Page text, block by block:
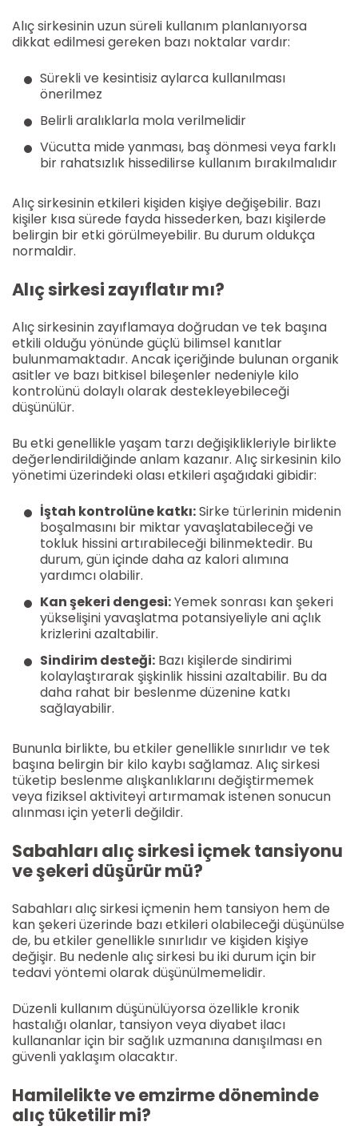
Alıç sirkesinin uzun süreli kullanım planlanıyorsa
dikkat edilmesi gereken bazı noktalar vardır:
Sürekli ve kesintisiz aylarca kullanılması
önerilmez
Belirli aralıklarla mola verilmelidir
Vücutta mide yanması, baş dönmesi veya farklı
bir rahatsızlık hissedilirse kullanım bırakılmalıdır
Alıç sirkesinin etkileri kişiden kişiye değişebilir. Bazı
kişiler kısa sürede fayda hissederken, bazı kişilerde
belirgin bir etki görülmeyebilir. Bu durum oldukça
normaldir.
Alıç sirkesi zayıflatır mı?
Alıç sirkesinin zayıflamaya doğrudan ve tek başına
etkili olduğu yönünde güçlü bilimsel kanıtlar
bulunmamaktadır. Ancak içeriğinde bulunan organik
asitler ve bazı bitkisel bileşenler nedeniyle kilo
kontrolünü dolaylı olarak destekleyebileceği
düşünülür.
Bu etki genellikle yaşam tarzı değişiklikleriyle birlikte
değerlendirildiğinde anlam kazanır. Alıç sirkesinin kilo
yönetimi üzerindeki olası etkileri aşağıdaki gibidir:
İştah kontrolüne katkı:Sirke türlerinin midenin
boşalmasını bir miktar yavaşlatabileceği ve
tokluk hissini artırabileceği bilinmektedir. Bu
durum, gün içinde daha az kalori alımına
yardımcı olabilir.
Kan şekeri dengesi:Yemek sonrası kan şekeri
yükselişini yavaşlatma potansiyeliyle ani açlık
krizlerini azaltabilir.
Sindirim desteği: Bazı kişilerde sindirimi
kolaylaştırarak şişkinlik hissini azaltabilir. Bu da
daha rahat bir beslenme düzenine katkı
sağlayabilir.
Bununla birlikte, bu etkiler genellikle sınırlıdır ve tek
başına belirgin bir kilo kaybı sağlamaz. Alıç sirkesi
tüketip beslenme alışkanlıklarını değiştirmemek
veya fiziksel aktiviteyi artırmamak istenen sonucun
alınması için yeterli değildir.
Sabahları alıç sirkesi içmek tansiyonu
ve şekeri düşürür mü?
Sabahları alıç sirkesi içmenin hem tansiyon hem de
kan şekeri üzerinde bazı etkileri olabileceği düşünülse
de, bu etkiler genellikle sınırlıdır ve kişiden kişiye
değişir. Bu nedenle alıç sirkesi bu iki durum için bir
tedavi yöntemi olarak düşünülmemelidir.
Düzenli kullanım düşünülüyorsa özellikle kronik
hastalığı olanlar, tansiyon veya diyabet ilacı
kullananlar için bir sağlık uzmanına danışılması en
güvenli yaklaşım olacaktır.
Hamilelikte ve emzirme döneminde
alıç tüketilir mi?